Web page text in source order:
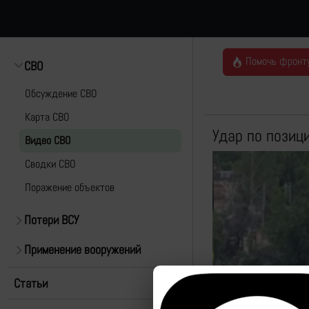
СВО
Обсуждение СВО
Карта СВО
Видео СВО
Cводки СВО
Поражение объектов
Потери ВСУ
Применение вооружений
Статьи
Помочь
Удар по